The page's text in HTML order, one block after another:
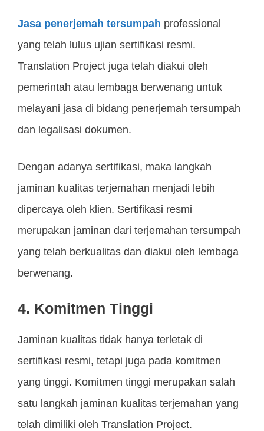
Jasa penerjemah tersumpah professional
yang telah lulus ujian sertifikasi resmi.
Translation Project juga telah diakui oleh
pemerintah atau lembaga berwenang untuk
melayani jasa di bidang penerjemah tersumpah
dan legalisasi dokumen.
Dengan adanya sertifikasi, maka langkah
jaminan kualitas terjemahan menjadi lebih
dipercaya oleh klien. Sertifikasi resmi
merupakan jaminan dari terjemahan tersumpah
yang telah berkualitas dan diakui oleh lembaga
berwenang.
4. Komitmen Tinggi
Jaminan kualitas tidak hanya terletak di
sertifikasi resmi, tetapi juga pada komitmen
yang tinggi. Komitmen tinggi merupakan salah
satu langkah jaminan kualitas terjemahan yang
telah dimiliki oleh Translation Project.